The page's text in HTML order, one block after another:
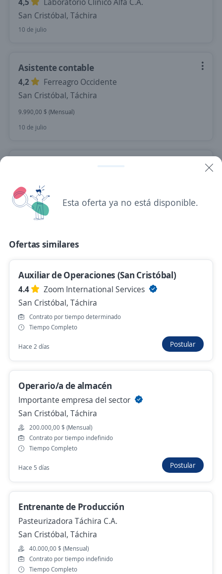
San Cristóbal, Táchira
10 de julio
Asistente contable
4,2
Ferreagro Occidente
San Cristóbal, Táchira
9.990,00 $ (Mensual)
10 de julio
San Cristóbal, Táchira
200,00 $ (Mensual)
Auxiliar de perecederos
4,4
Supermercado Baratta C.A
San Cristóbal, Táchira
Más de 30 días
Asistente Administrativo
San Cristóbal, Táchira
Más de 30 días
Asistente Contable Administrativo
MERCA FACIL AUTOMERCADO
San Cristóbal, Táchira
350,00 $ (Mensual)
Más de 30 días
Auxiliar Integral
MERCA FACIL AUTOMERCADO
San Cristóbal, Táchira
250,00 $ (Mensual)
Esta oferta ya no está disponible.
Ofertas similares
Auxiliar de Operaciones (San Cristóbal)
4.4
Zoom International Services
San Cristóbal, Táchira
Contrato por tiempo determinado
Tiempo Completo
Hace 2 días Postular
Operario/a de almacén
Importante empresa del sector
San Cristóbal, Táchira
200.000,00 $ (Mensual)
Contrato por tiempo indefinido
Tiempo Completo
Hace 5 días Postular
Entrenante de Producción
Pasteurizadora Táchira C.A.
San Cristóbal, Táchira
40.000,00 $ (Mensual)
Contrato por tiempo indefinido
Tiempo Completo